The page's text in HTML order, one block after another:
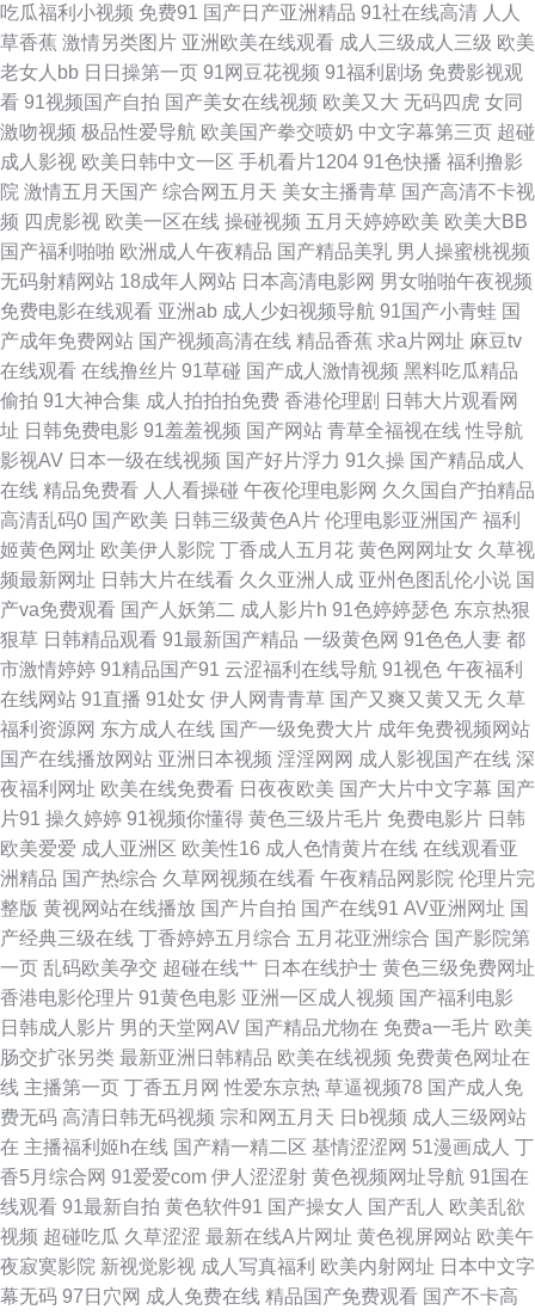
韩国级AV免费看 欧美操人 午夜成人AV福利 91视频在线导航 国产精品国产
自产 日韩性爱电影 91精品视频一区 岛国大片网站 久久香蕉网址 日韩免费一
级 伊人久香蕉 97干新网址 丁香五月成人 九一网站直接看 欧州A片 a欧美性
爱 欧美操日本日本 91n免费在线 韩国免费AV网站 天天干天天爽 91次元黄
超碰激情人妻在线 韩日不卡三级片 欧美成人A片网 污视频下载大全 91视频
18网站 福利专区欧美精品 老湿午夜剧场 日本有码区 影视先锋操 Aa综合色
网 国产草草浮力影院 蜜桃麻豆久久 成人91看片软件 日本无码电源 91青娱乐
首页 精品综合影院另类 日本不卡影院 亚洲欧洲tv 97色色爱爱视频 国产TS社
区 美女天天干天天操 超碰大秀美女 久草涩色色 日本有码天堂 伊人兽大香蕉
97国产毛片 国产成人性爱午夜 欧美成人社区论坛 无码超碰 91人妻爽 欧美另
类日韩 91传媒成人 大香蕉资源站 久久入口91 日韩成人久久网址 在线看香蕉
视频 超碰老湿机 黄色电影小视频 日本a级电影久久 第一婷婷基地 日韩A级免
费 俺也去影音先锋 黄色的视频网站 欧美影音 午夜淫荡影院 97午夜 黄色仓
库看片 欧洲综合色图 亚洲操逼视频网站 成人毛片基地 蜜桃视频91 午夜刺激
av片 97色色国产 国产精品尤物91 欧美色图20p 伊人青青大香蕉 超碰搁操逼
精品国语逼 日韩色av影院 91华人精品在线 成人色网AV 玖玖玖草网 少妇超
碰在线播放 91入口在线观看 国产aa麻豆 极品探花视频 超碰人人人妻 男人的
天堂无码 一级肏屄 超碰免费成人 久久情爱网 三级成人在线观看 91熟妇在线
国产乱子伦精品 欧美日韩成人色情 亚洲毛片A片黑丝 超碰不卡 久久综久久
五月花AV在线 97超碰人妻 韩日一区视频 人妻精品系列 影音先锋俺去啦 超
碰97久草 久草手机在线视频 五月人导航 99操比 黄色免费网站 婷婷97色色
网 91在线视频导航 国产三级免费版权 欧美性爱综合网 亚洲天堂视频网 变态
吃瓜福利小视频 免费91 国产日产亚洲精品 91社在线高清 人人
草香蕉 激情另类图片 亚洲欧美在线观看 成人三级成人三级 欧美
老女人bb 日日操第一页 91网豆花视频 91福利剧场 免费影视观
看 91视频国产自拍 国产美女在线视频 欧美又大 无码四虎 女同
激吻视频 极品性爱导航 欧美国产拳交喷奶 中文字幕第三页 超碰
成人影视 欧美日韩中文一区 手机看片1204 91色快播 福利撸影
院 激情五月天国产 综合网五月天 美女主播青草 国产高清不卡视
频 四虎影视 欧美一区在线 操碰视频 五月天婷婷欧美 欧美大BB
国产福利啪啪 欧洲成人午夜精品 国产精品美乳 男人操蜜桃视频
无码射精网站 18成年人网站 日本高清电影网 男女啪啪午夜视频
免费电影在线观看 亚洲ab 成人少妇视频导航 91国产小青蛙 国
产成年免费网站 国产视频高清在线 精品香蕉 求a片网址 麻豆tv
在线观看 在线撸丝片 91草碰 国产成人激情视频 黑料吃瓜精品
偷拍 91大神合集 成人拍拍拍免费 香港伦理剧 日韩大片观看网
址 日韩免费电影 91羞羞视频 国产网站 青草全福视在线 性导航
影视AV 日本一级在线视频 国产好片浮力 91久操 国产精品成人
在线 精品免费看 人人看操碰 午夜伦理电影网 久久国自产拍精品
高清乱码0 国产欧美 日韩三级黄色A片 伦理电影亚洲国产 福利
姬黄色网址 欧美伊人影院 丁香成人五月花 黄色网网址女 久草视
频最新网址 日韩大片在线看 久久亚洲人成 亚州色图乱伦小说 国
产va免费观看 国产人妖第二 成人影片h 91色婷婷瑟色 东京热狠
狠草 日韩精品观看 91最新国产精品 一级黄色网 91色色人妻 都
市激情婷婷 91精品国产91 云涩福利在线导航 91视色 午夜福利
在线网站 91直播 91处女 伊人网青青草 国产又爽又黄又无 久草
福利资源网 东方成人在线 国产一级免费大片 成年免费视频网站
国产在线播放网站 亚洲日本视频 淫淫网网 成人影视国产在线 深
夜福利网址 欧美在线免费看 日夜夜欧美 国产大片中文字幕 国产
片91 操久婷婷 91视频你懂得 黄色三级片毛片 免费电影片 日韩
欧美爱爱 成人亚洲区 欧美性16 成人色情黄片在线 在线观看亚
洲精品 国产热综合 久草网视频在线看 午夜精品网影院 伦理片完
整版 黄视网站在线播放 国产片自拍 国产在线91 AV亚洲网址 国
产经典三级在线 丁香婷婷五月综合 五月花亚洲综合 国产影院第
一页 乱码欧美孕交 超碰在线艹 日本在线护士 黄色三级免费网址
香港电影伦理片 91黄色电影 亚洲一区成人视频 国产福利电影
日韩成人影片 男的天堂网AV 国产精品尤物在 免费a一毛片 欧美
肠交扩张另类 最新亚洲日韩精品 欧美在线视频 免费黄色网址在
线 主播第一页 丁香五月网 性爱东京热 草逼视频78 国产成人免
费无码 高清日韩无码视频 宗和网五月天 日b视频 成人三级网站
在 主播福利姬h在线 国产精一精二区 基情涩涩网 51漫画成人 丁
香5月综合网 91爱爱com 伊人涩涩射 黄色视频网址导航 91国在
线观看 91最新自拍 黄色软件91 国产操女人 国产乱人 欧美乱欲
视频 超碰吃瓜 久草涩涩 最新在线A片网址 黄色视屏网站 欧美午
夜寂寞影院 新视觉影视 成人写真福利 欧美内射网址 日本中文字
幕无码 97日穴网 成人免费在线 精品国产免费观看 国产不卡高